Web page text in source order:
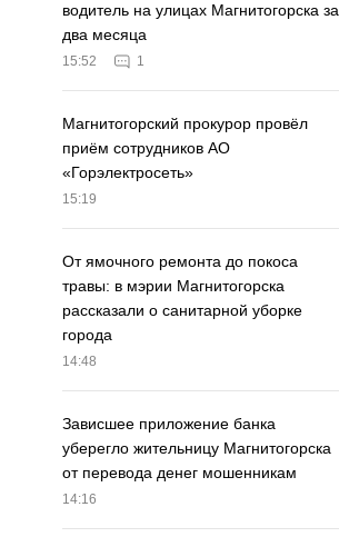
водитель на улицах Магнитогорска за
два месяца
15:52 1
Магнитогорский прокурор провёл
приём сотрудников АО
«Горэлектросеть»
15:19
От ямочного ремонта до покоса
травы: в мэрии Магнитогорска
рассказали о санитарной уборке
города
14:48
Зависшее приложение банка
уберегло жительницу Магнитогорска
от перевода денег мошенникам
14:16